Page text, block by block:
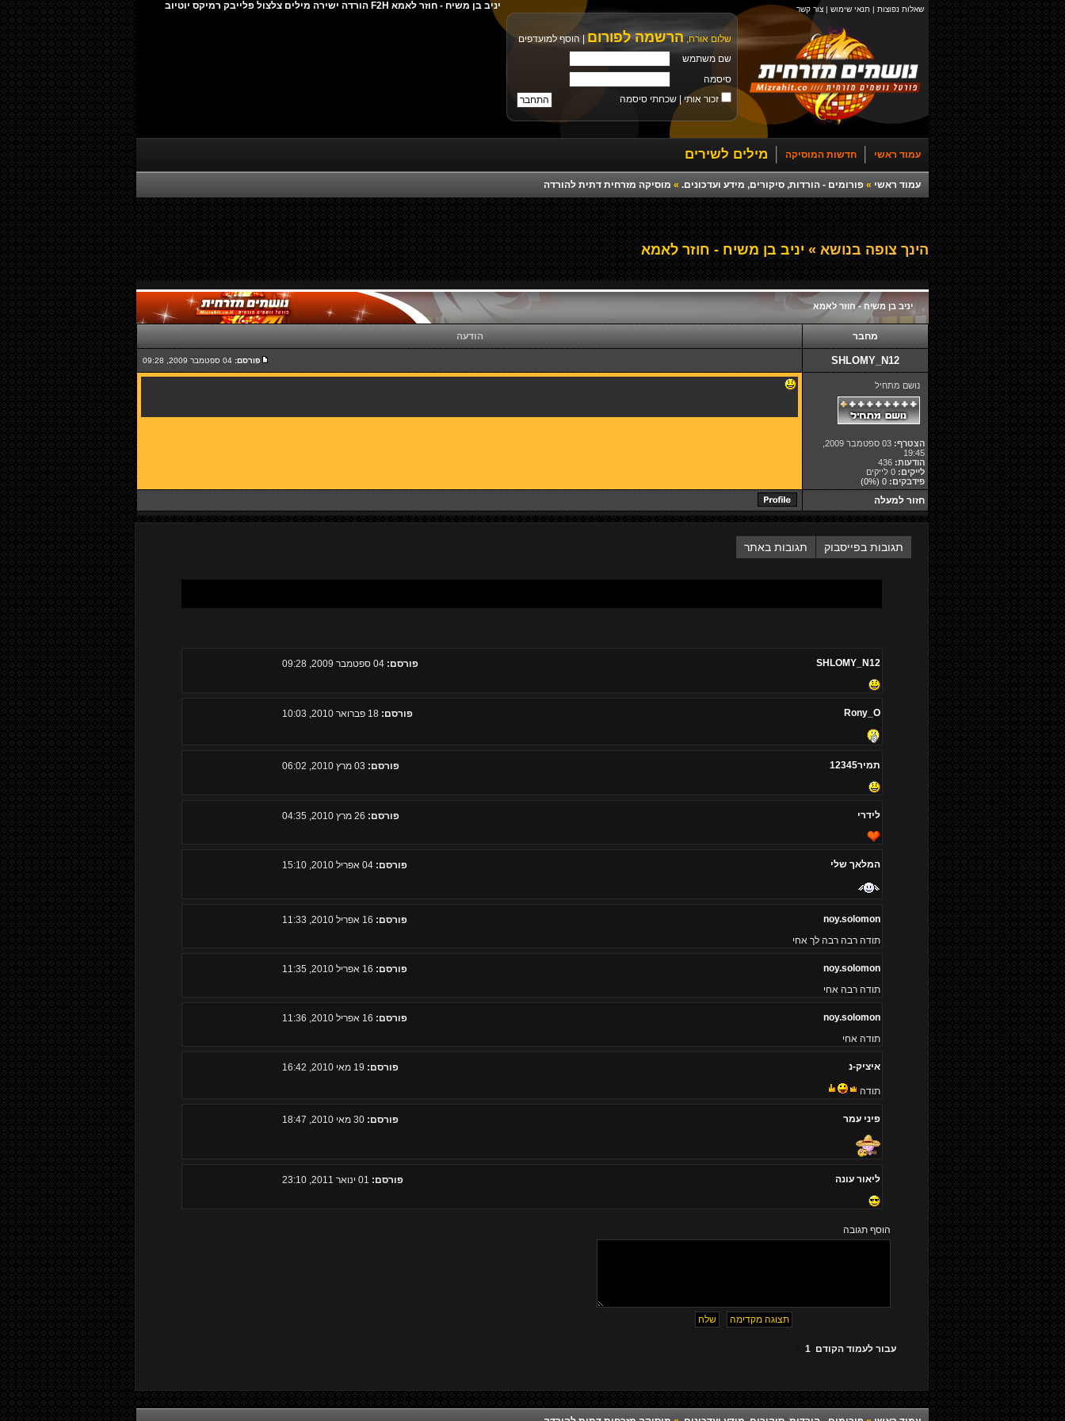
שאלות נפוצות | תנאי שימוש | צור קשר
שלום אורח, הרשמה לפורום
הוסף למועדפים
שם משתמש
סיסמה
זכור אותי |שכחתי סיסמה
יניב בן משיח - חוזר לאמא F2H הורדה ישירה מילים צלצול פלייבק רמיקס יוטיוב
עמוד ראשי חדשות המוסיקה מילים לשירים
עמוד ראשי » פורומים - הורדות, סיקורים, מידע ועדכונים. » מוסיקה מזרחית דתית להורדה
הינך צופה בנושא » יניב בן משיח - חוזר לאמא
יניב בן משיח - חוזר לאמא
מחבר הודעה
SHLOMY_N12 פורסם:
נושם מתחיל
הצטרף:
19:45
הודעות:
לייקים:
פידבקים: 0
(0%)
חזור למעלה
תגובות בפייסבוק תגובות באתר
SHLOMY_N12 פורסם: 04 ספטמבר 2009, 09:28
Rony_O פורסם: 18 פברואר 2010, 10:03
תמיר12345 פורסם:
לידרי פורסם:
המלאך שלי פורסם: 04 אפריל 2010, 15:10
noy.solomon פורסם:
תודה רבה רבה לך אחי
noy.solomon פורסם:
תודה רבה אחי
noy.solomon פורסם:
תודה אחי
איציק-נ פורסם:
תודה
פיני עמר פורסם: 30 מאי 2010, 18:47
ליאור עונה פורסם:
הוסף תגובה
עבור לעמוד הקודם 1